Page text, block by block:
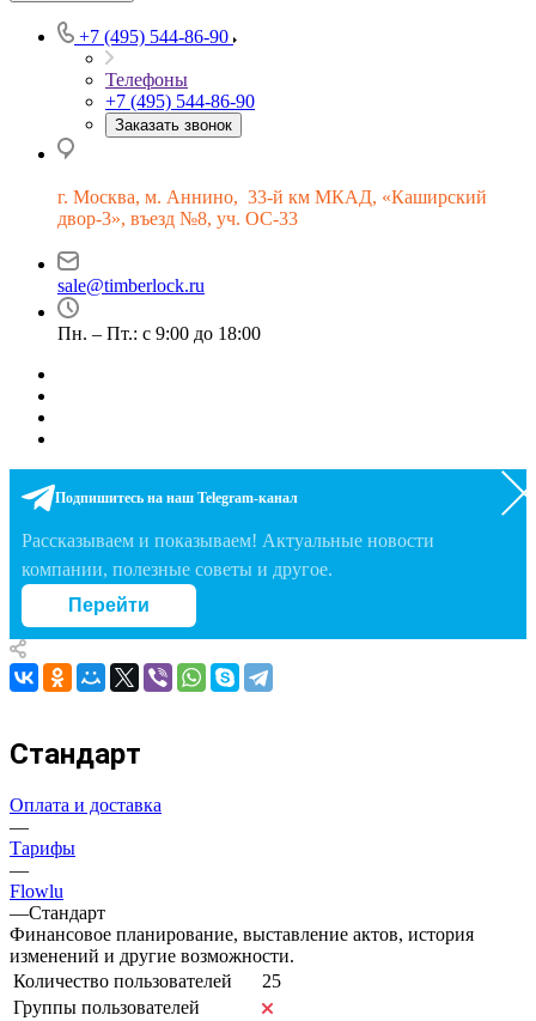
+7 (495) 544-86-90
Телефоны
+7 (495) 544-86-90
Заказать звонок
г. Москва, м. Аннино, 33-й км МКАД, «Каширский
двор-3», въезд №8, уч. ОС-33
sale@timberlock.ru
Пн. – Пт.: с 9:00 до 18:00
Подпишитесь на наш Telegram-канал
Рассказываем и показываем! Актуальные новости
компании, полезные советы и другое.
Перейти
Стандарт
Оплата и доставка
—
Тарифы
—
Flowlu
—Стандарт
Финансовое планирование, выставление актов, история
изменений и другие возможности.
Количество пользователей
25
Группы пользователей